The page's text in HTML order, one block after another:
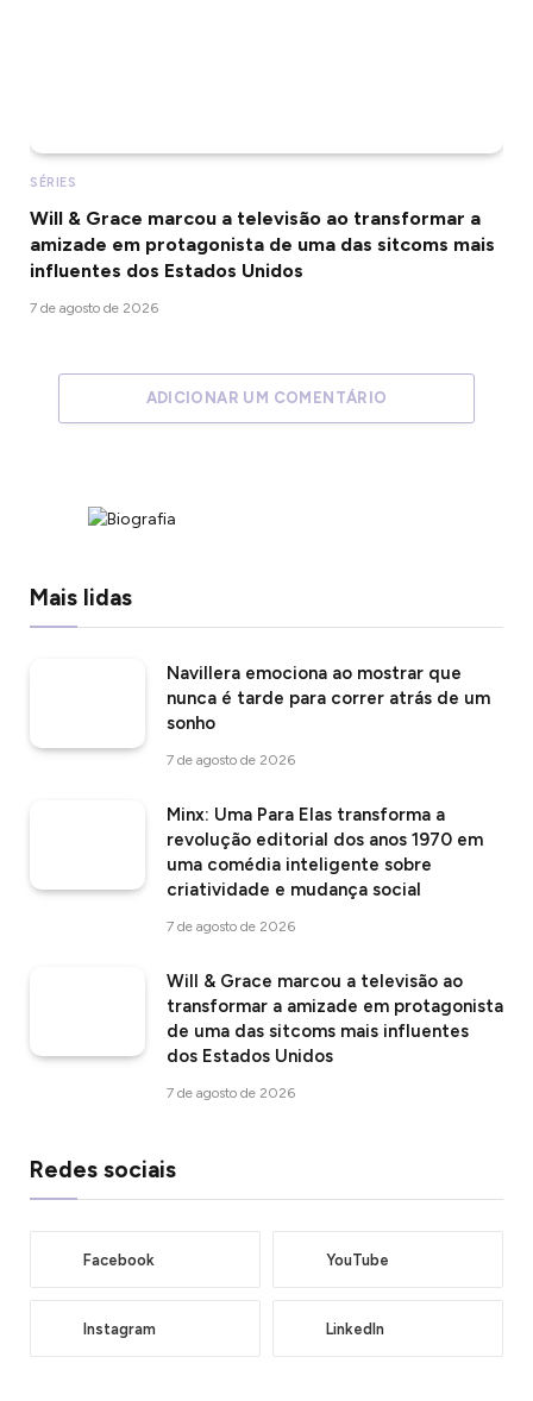
SÉRIES
Will & Grace marcou a televisão ao transformar a
amizade em protagonista de uma das sitcoms mais
influentes dos Estados Unidos
7 de agosto de 2026
ADICIONAR UM COMENTÁRIO
Mais lidas
Navillera emociona ao mostrar que
nunca é tarde para correr atrás de um
sonho
7 de agosto de 2026
Minx: Uma Para Elas transforma a
revolução editorial dos anos 1970 em
uma comédia inteligente sobre
criatividade e mudança social
7 de agosto de 2026
Will & Grace marcou a televisão ao
transformar a amizade em protagonista
de uma das sitcoms mais influentes
dos Estados Unidos
7 de agosto de 2026
Redes sociais
Facebook YouTube
Instagram LinkedIn